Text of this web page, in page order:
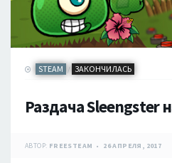
STEAM / ЗАКОНЧИЛАСЬ
Раздача Sleengster
АВТОР: FREESTEAM 26 АПРЕЛЯ, 2017